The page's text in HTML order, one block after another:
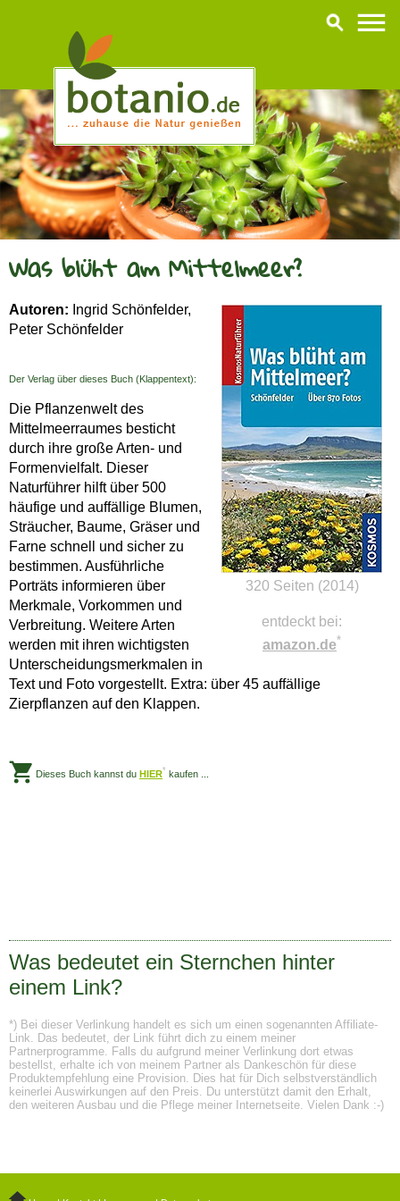
Was blüht am Mittelmeer?
320 Seiten (2014)
entdeckt bei:
amazon.de*
Autoren: Ingrid Schönfelder,
Peter Schönfelder
Der Verlag über dieses Buch (Klappentext):
Die Pflanzenwelt des
Mittelmeerraumes besticht
durch ihre große Arten- und
Formenvielfalt. Dieser
Naturführer hilft über 500
häufige und auffällige Blumen,
Sträucher, Baume, Gräser und
Farne schnell und sicher zu
bestimmen. Ausführliche
Porträts informieren über
Merkmale, Vorkommen und
Verbreitung. Weitere Arten
werden mit ihren wichtigsten
Unterscheidungsmerkmalen in
Text und Foto vorgestellt. Extra: über 45 auffällige
Zierpflanzen auf den Klappen.
Dieses Buch kannst du HIER* kaufen ...
Was bedeutet ein Sternchen hinter
einem Link?
*) Bei dieser Verlinkung handelt es sich um einen sogenannten Affiliate-
Link. Das bedeutet, der Link führt dich zu einem meiner
Partnerprogramme. Falls du aufgrund meiner Verlinkung dort etwas
bestellst, erhalte ich von meinem Partner als Dankeschön für diese
Produktempfehlung eine Provision. Dies hat für Dich selbstverständlich
keinerlei Auswirkungen auf den Preis. Du unterstützt damit den Erhalt,
den weiteren Ausbau und die Pflege meiner Internetseite. Vielen Dank :-)